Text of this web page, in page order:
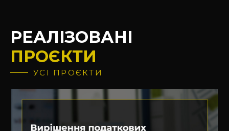
РЕАЛІЗОВАНІ
ПРОЄКТИ
УСІ ПРОЄКТИ